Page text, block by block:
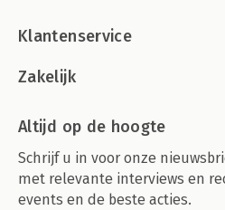
Klantenservice
Zakelijk
Altijd op de hoogte
Schrijf u in voor onze
met relevante interviews en
events en de beste acties.